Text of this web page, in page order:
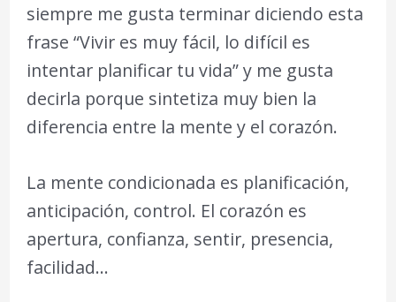
siempre me gusta terminar diciendo esta
frase “Vivir es muy fácil, lo difícil es
intentar planificar tu vida” y me gusta
decirla porque sintetiza muy bien la
diferencia entre la mente y el corazón.
La mente condicionada es planificación,
anticipación, control. El corazón es
apertura, confianza, sentir, presencia,
facilidad…